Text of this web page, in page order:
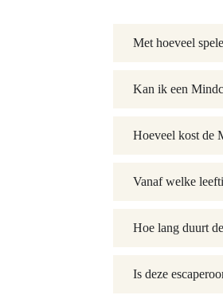
Met hoeveel
Kan ik een
Hoeveel kost de
Vanaf welke
Hoe lang duurt
Is deze